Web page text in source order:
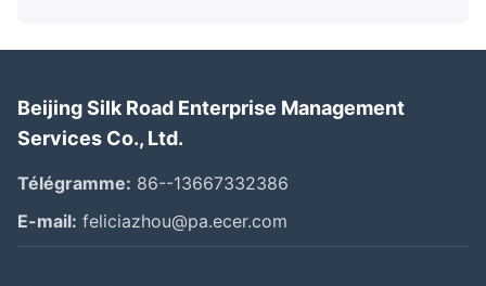
Beijing Silk Road Enterprise Management
Services Co., Ltd.
Télégramme: 86--13667332386
E-mail: feliciazhou@pa.ecer.com